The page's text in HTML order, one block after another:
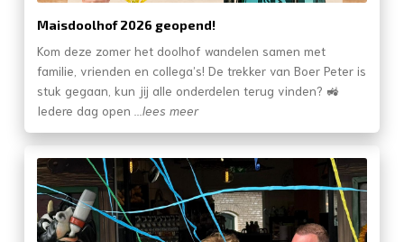
Maisdoolhof 2026 geopend!
Kom deze zomer het doolhof wandelen samen met
familie, vrienden en collega’s! De trekker van Boer Peter is
stuk gegaan, kun jij alle onderdelen terug vinden? 🚜
Iedere dag open
...lees meer